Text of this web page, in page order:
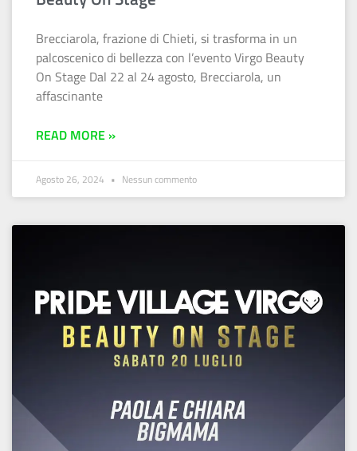
Brecciarola, frazione di Chieti, si trasforma in un
palcoscenico di bellezza con l’evento Virgo Beauty
On Stage Dal 22 al 24 agosto, Brecciarola, un
affascinante
READ MORE »
Agosto 26, 2024 Nessun commento